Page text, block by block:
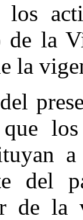
los
de la
la
del
de la